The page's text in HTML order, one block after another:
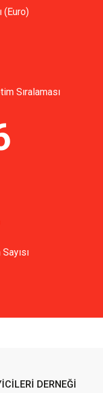
(Euro)
Sıralaması
DERNEĞİ